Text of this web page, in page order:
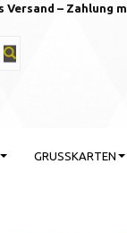
– Zahlung
GRUSSKARTEN